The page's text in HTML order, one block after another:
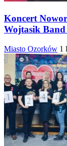
Koncert
Wojtasik
Miasto Ozorków 1